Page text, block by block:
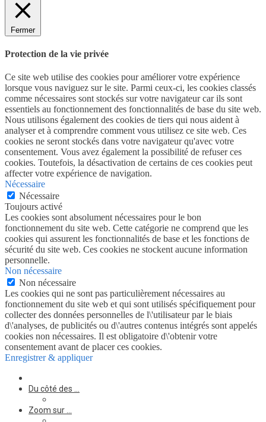
Fermer
Protection de la vie privée
Ce site web utilise des cookies pour améliorer votre expérience
lorsque vous naviguez sur le site. Parmi ceux-ci, les cookies classés
comme nécessaires sont stockés sur votre navigateur car ils sont
essentiels au fonctionnement des fonctionnalités de base du site web.
Nous utilisons également des cookies de tiers qui nous aident à
analyser et à comprendre comment vous utilisez ce site web. Ces
cookies ne seront stockés dans votre navigateur qu'avec votre
consentement. Vous avez également la possibilité de refuser ces
cookies. Toutefois, la désactivation de certains de ces cookies peut
affecter votre expérience de navigation.
Nécessaire
Nécessaire
Toujours activé
Les cookies sont absolument nécessaires pour le bon
fonctionnement du site web. Cette catégorie ne comprend que les
cookies qui assurent les fonctionnalités de base et les fonctions de
sécurité du site web. Ces cookies ne stockent aucune information
personnelle.
Non nécessaire
Non nécessaire
Les cookies qui ne sont pas particulièrement nécessaires au
fonctionnement du site web et qui sont utilisés spécifiquement pour
collecter des données personnelles de l\'utilisateur par le biais
d\'analyses, de publicités ou d\'autres contenus intégrés sont appelés
cookies non nécessaires. Il est obligatoire d\'obtenir votre
consentement avant de placer ces cookies.
Enregistrer & appliquer
Du côté des …
Zoom sur …